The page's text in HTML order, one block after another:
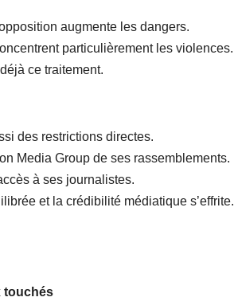
augmente les dangers.
particulièrement les violences.
ce traitement.
des restrictions directes.
Media Group de ses rassemblements.
à ses journalistes.
et la crédibilité médiatique s’effrite.
touchés